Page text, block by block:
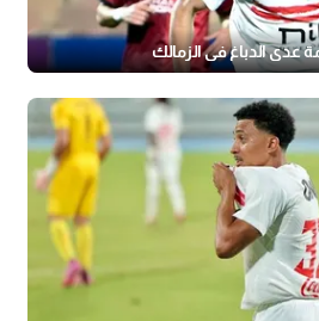
عدي الدباغ في الزمالك